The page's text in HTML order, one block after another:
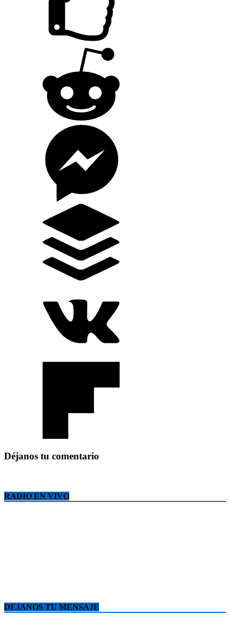
Déjanos tu comentario
RADIO EN VIVO
DEJANOS TU MENSAJE